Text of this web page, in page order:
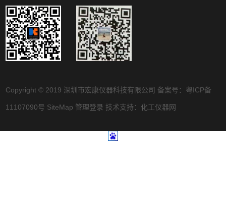
Copyright © 2019 深圳市宏康仪器科技有限公司 备案号： 粤ICP备
11107090号 SiteMap 管理登录 技术支持： 化工仪器网